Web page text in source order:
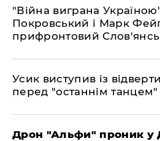
"Війна виграна
Покровський і Марк
прифронтовий
​Усик виступив із
перед "останнім танцем"
​Дрон "Альфи" проник у